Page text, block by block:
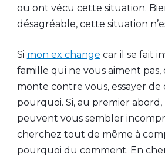
ou ont vécu cette situation.
désagréable, cette situation
Si mon ex change car il se fait
famille qui ne vous aiment pas,
monte contre vous, essayer
pourquoi. Si, au premier abord,
peuvent vous sembler
cherchez tout de même à
pourquoi du comment. En